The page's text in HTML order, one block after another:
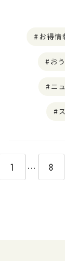
お得情
お
ニ
1 ⋯ 8